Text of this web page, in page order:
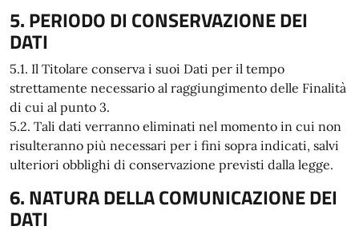
5. PERIODO DI CONSERVAZIONE DEI
DATI
5.1. Il Titolare conserva i suoi Dati per il tempo
strettamente necessario al raggiungimento delle Finalità
di cui al punto 3.
5.2. Tali dati verranno eliminati nel momento in cui non
risulteranno più necessari per i fini sopra indicati, salvi
ulteriori obblighi di conservazione previsti dalla legge.
6. NATURA DELLA COMUNICAZIONE DEI
DATI